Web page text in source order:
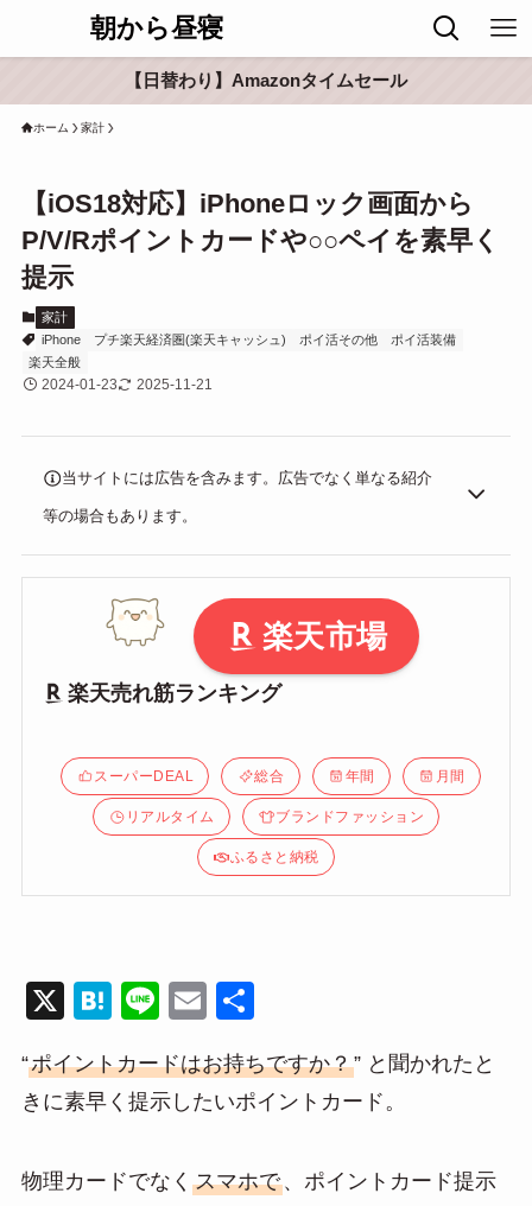
朝から昼寝
【日替わり】Amazonタイムセール
ホーム 家計
【iOS18対応】iPhoneロック画面から
P/V/Rポイントカードや○○ペイを素早く
提示
家計
iPhone
プチ楽天経済圏(楽天キャッシュ) ポイ活その他
ポイ活装備
楽天全般
2024-01-23 2025-11-21
当サイトには広告を含みます。広告でなく単なる紹介
等の場合もあります。
楽天市場
楽天売れ筋ランキング
スーパーDEAL 総合 年間 月間
リアルタイム ブランドファッション
ふるさと納税
X
H
e
n
Li
e
E
ail
“ポイントカードはお持ちですか？” と聞かれたと
きに素早く提示したいポイントカード。
物理カードでなく スマホで、ポイントカード提示